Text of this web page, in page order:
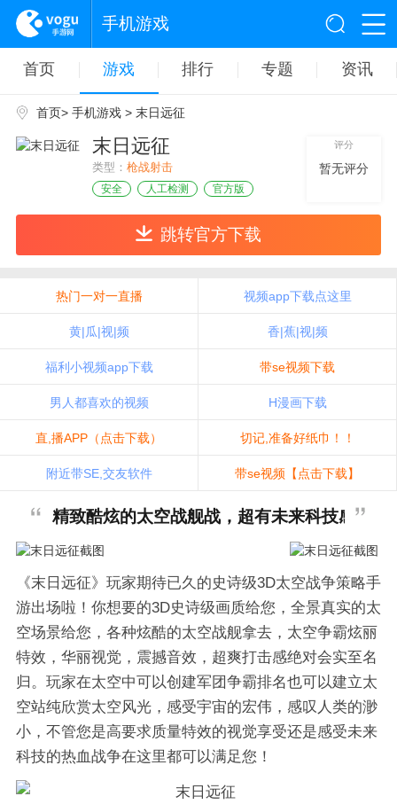
手机游戏
首页 游戏 排行 专题 资讯
首页> 手机游戏> 末日远征
末日远征
类型： 枪战射击
安全 人工检测 官方版
评分
暂无评分
跳转官方下载
热门一对一直播 视频app下载点这里
黄|瓜|视|频 香|蕉|视|频
福利小视频app下载 带se视频下载
男人都喜欢的视频 H漫画下载
直,播APP（点击下载） 切记,准备好纸巾！！
附近带SE,交友软件 带se视频【点击下载】
精致酷炫的太空战舰战，超有未来科技感！
《末日远征》玩家期待已久的史诗级3D太空战争策略手
游出场啦！你想要的3D史诗级画质给您，全景真实的太
空场景给您，各种炫酷的太空战舰拿去，太空争霸炫丽
特效，华丽视觉，震撼音效，超爽打击感绝对会实至名
归。玩家在太空中可以创建军团争霸排名也可以建立太
空站纯欣赏太空风光，感受宇宙的宏伟，感叹人类的渺
小，不管您是高要求质量特效的视觉享受还是感受未来
科技的热血战争在这里都可以满足您！